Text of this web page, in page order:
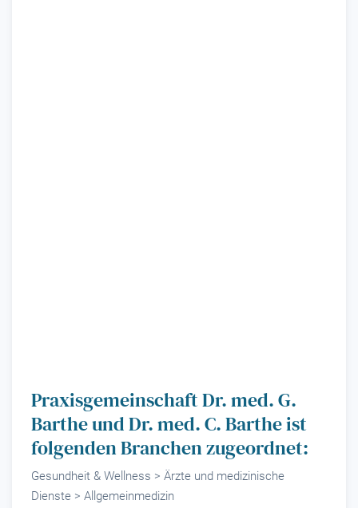
Praxisgemeinschaft Dr. med. G.
Barthe und Dr. med. C. Barthe ist
folgenden Branchen zugeordnet:
Gesundheit & Wellness > Ärzte und medizinische
Dienste > Allgemeinmedizin